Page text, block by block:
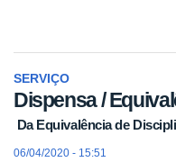
SERVIÇO
Dispensa /
Da Equivalência de
06/04/2020 - 15:51